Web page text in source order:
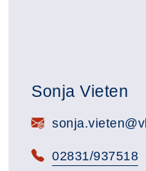
Sonja Vieten
E-Mail:
Telefon:
02831/937518